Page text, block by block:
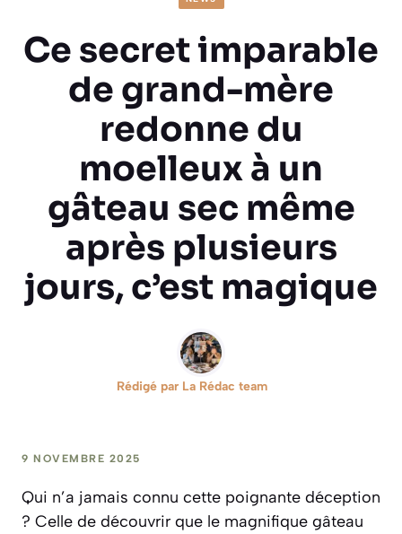
Ce secret imparable
de grand-mère
redonne du
moelleux à un
gâteau sec même
après plusieurs
jours, c’est magique
Rédigé par La Rédac team
9 NOVEMBRE 2025
Qui n’a jamais connu cette poignante déception
? Celle de découvrir que le magnifique gâteau